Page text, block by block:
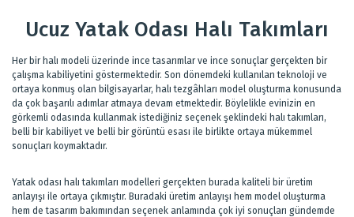
Ucuz Yatak Odası Halı Takımları
Her bir halı modeli üzerinde ince tasarımlar ve ince sonuçlar gerçekten bir
çalışma kabiliyetini göstermektedir. Son dönemdeki kullanılan teknoloji ve
ortaya konmuş olan bilgisayarlar, halı tezgâhları model oluşturma konusunda
da çok başarılı adımlar atmaya devam etmektedir. Böylelikle evinizin en
görkemli odasında kullanmak istediğiniz seçenek şeklindeki halı takımları,
belli bir kabiliyet ve belli bir görüntü esası ile birlikte ortaya mükemmel
sonuçları koymaktadır.
Yatak odası halı takımları modelleri gerçekten burada kaliteli bir üretim
anlayışı ile ortaya çıkmıştır. Buradaki üretim anlayışı hem model oluşturma
hem de tasarım bakımından seçenek anlamında çok iyi sonuçları gündemde